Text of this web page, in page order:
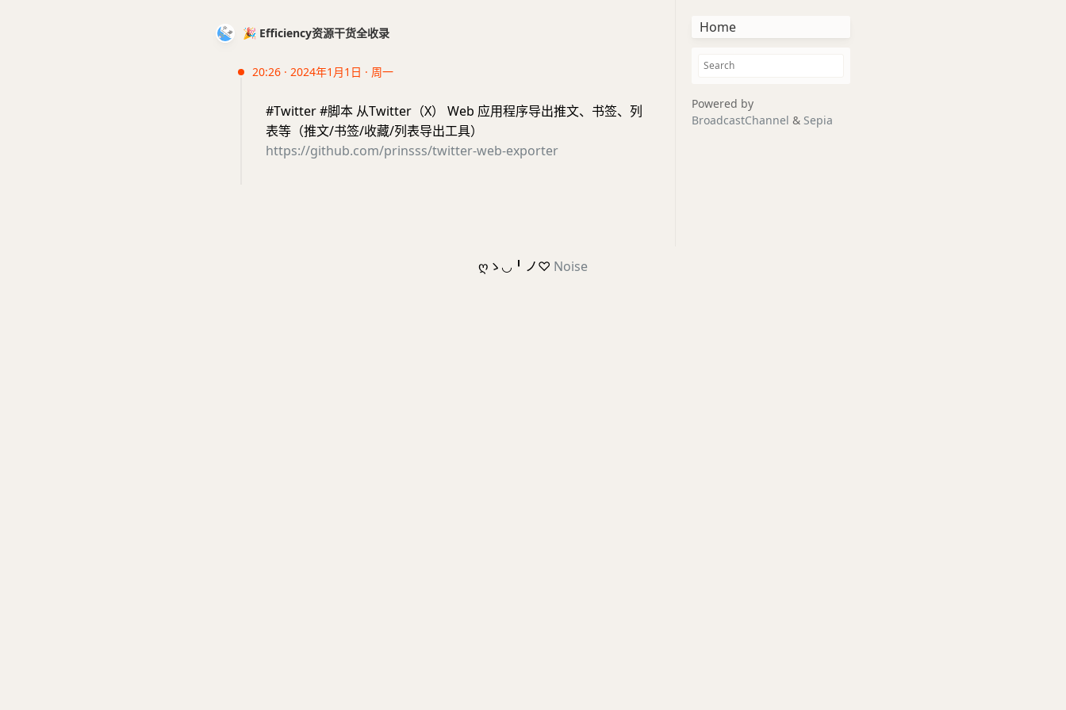
🎉 Efficiency资源干货全收录
20:26 · 2024年1月1日 · 周一
#Twitter #脚本 从Twitter（X） Web 应用程序导出推文、书签、列
表等（推文/书签/收藏/列表导出工具）
https://github.com/prinsss/twitter-web-exporter
Home
Powered by
BroadcastChannel & Sepia
ღゝ◡╹ノ♡ Noise